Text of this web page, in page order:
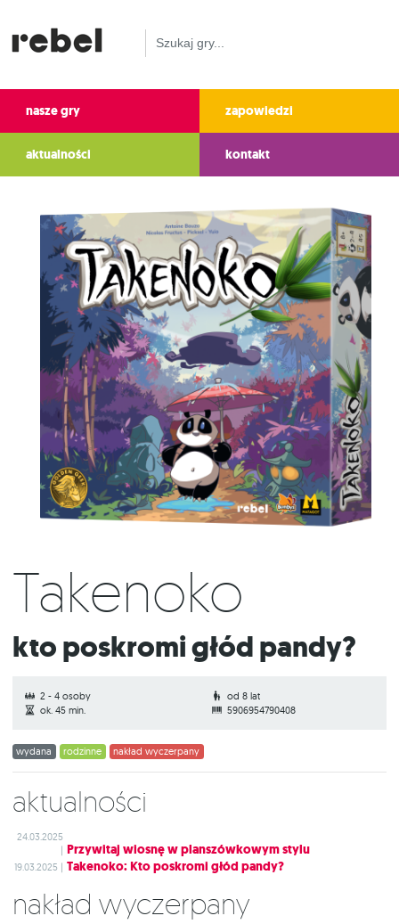
nasze gry zapowiedzi
aktualności kontakt
Takenoko
Kto poskromi głód pandy?
2 - 4 osoby
od 8 lat
ok. 45 min.
5906954790408
wydana rodzinne nakład wyczerpany
Aktualności
24.03.2025
| Przywitaj wiosnę w planszówkowym stylu
19.03.2025 | Takenoko: Kto poskromi głód pandy?
Nakład wyczerpany